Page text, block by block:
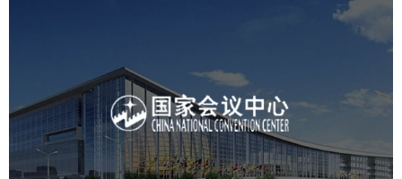
国家会议中心
专业服务 网站建设 网站设计